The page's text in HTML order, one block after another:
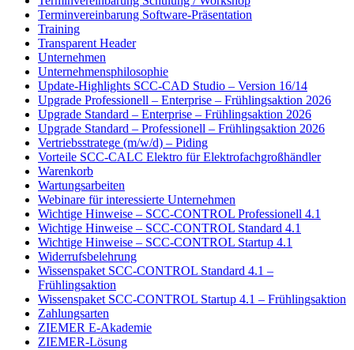
Terminvereinbarung Software-Präsentation
Training
Transparent Header
Unternehmen
Unternehmensphilosophie
Update-Highlights SCC-CAD Studio – Version 16/14
Upgrade Professionell – Enterprise – Frühlingsaktion 2026
Upgrade Standard – Enterprise – Frühlingsaktion 2026
Upgrade Standard – Professionell – Frühlingsaktion 2026
Vertriebsstratege (m/w/d) – Piding
Vorteile SCC-CALC Elektro für Elektrofachgroßhändler
Warenkorb
Wartungsarbeiten
Webinare für interessierte Unternehmen
Wichtige Hinweise – SCC-CONTROL Professionell 4.1
Wichtige Hinweise – SCC-CONTROL Standard 4.1
Wichtige Hinweise – SCC-CONTROL Startup 4.1
Widerrufsbelehrung
Wissenspaket SCC-CONTROL Standard 4.1 –
Frühlingsaktion
Wissenspaket SCC-CONTROL Startup 4.1 – Frühlingsaktion
Zahlungsarten
ZIEMER E-Akademie
ZIEMER-Lösung